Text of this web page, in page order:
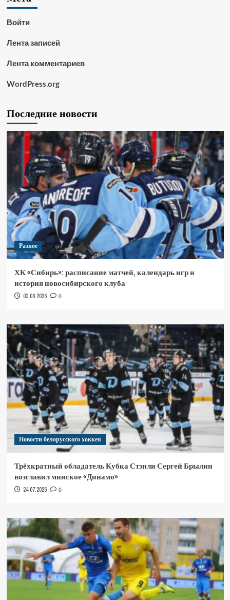
Войти
Лента записей
Лента комментариев
WordPress.org
Последние новости
Разное
ХК «Сибирь»: расписание матчей, календарь игр и
история новосибирского клуба
03.08.2026 0
Новости белорусского хоккея
Трёхкратный обладатель Кубка Стэнли Сергей Брылин
возглавил минское «Динамо»
24.07.2026 0